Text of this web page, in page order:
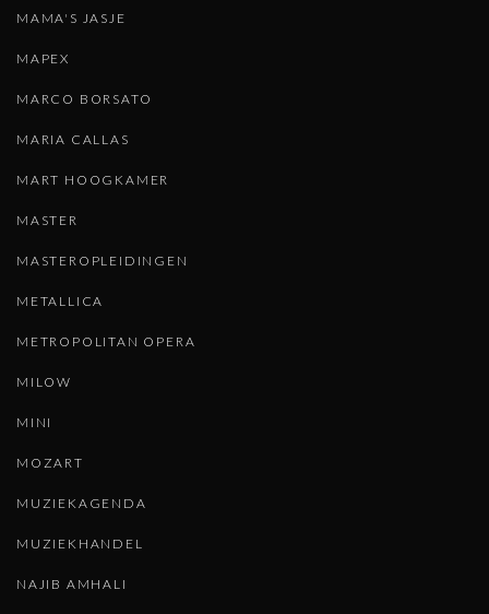
MAMA'S JASJE
MAPEX
MARCO BORSATO
MARIA CALLAS
MART HOOGKAMER
MASTER
MASTEROPLEIDINGEN
METALLICA
METROPOLITAN OPERA
MILOW
MINI
MOZART
MUZIEKAGENDA
MUZIEKHANDEL
NAJIB AMHALI